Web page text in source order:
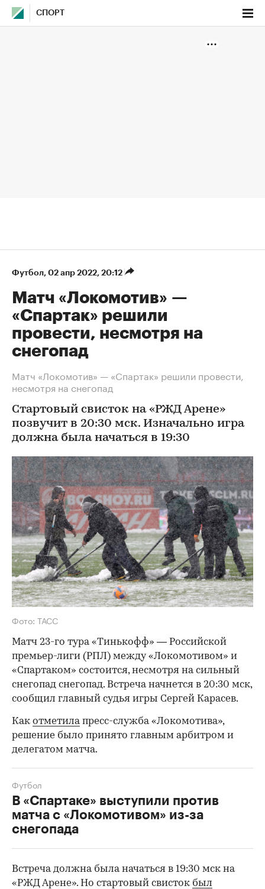
СПОРТ
Футбол⁠, 02 апр 2022, 20:12
Матч «Локомотив» —
«Спартак» решили
провести, несмотря на
снегопад
Матч «Локомотив» — «Спартак» решили провести,
несмотря на снегопад
Стартовый свисток на «РЖД Арене»
позвучит в 20:30 мск. Изначально игра
должна была начаться в 19:30
Фото: ТАСС
Матч 23-го тура «Тинькофф» — Российской
премьер-лиги (РПЛ) между «Локомотивом» и
«Спартаком» состоится, несмотря на сильный
снегопад снегопад. Встреча начнется в 20:30 мск,
сообщил главный судья игры Сергей Карасев.
Как отметилапресс-служба «Локомотива»,
решение было принято главным арбитром и
делегатом матча.
В «Спартаке» выступили против
матча с «Локомотивом» из-за
снегопада
Футбол
Встреча должна была начаться в 19:30 мск на
«РЖД Арене». Но стартовый свисток был